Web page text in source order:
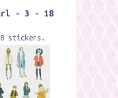
- 3 - 18
stickers.